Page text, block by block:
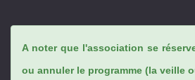
A noter que l'association se
ou annuler le programme (la veille